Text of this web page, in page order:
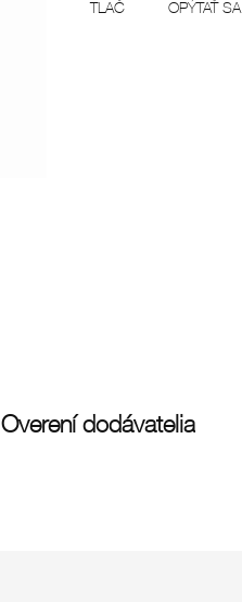
TLAČ OPÝTAŤ SA
Overení dodávatelia